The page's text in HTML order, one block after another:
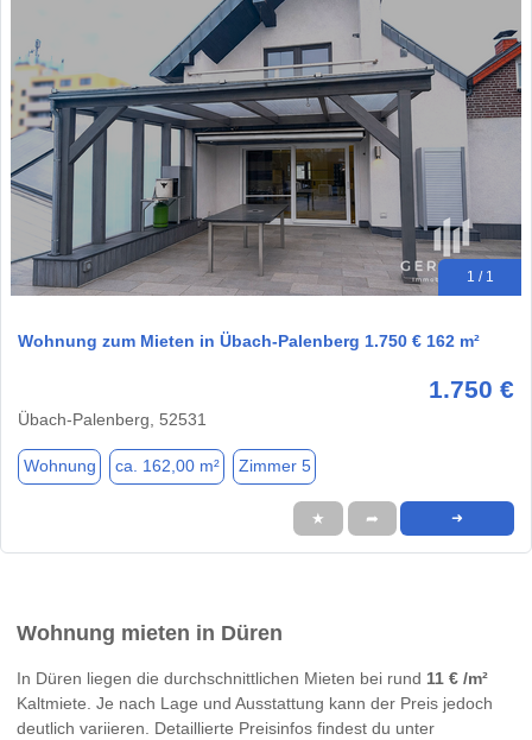
1 / 1
Wohnung zum Mieten in Übach-Palenberg 1.750 € 162 m²
1.750 €
Übach-Palenberg, 52531
Wohnung ca. 162,00 m² Zimmer 5
★ ➦ ➜
Wohnung mieten in Düren
In Düren liegen die durchschnittlichen Mieten bei rund 11 € /m²
Kaltmiete. Je nach Lage und Ausstattung kann der Preis jedoch
deutlich variieren. Detaillierte Preisinfos findest du unter